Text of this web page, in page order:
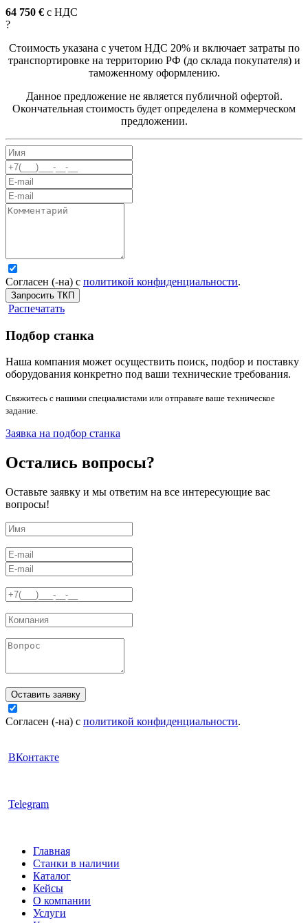
64 750 € c НДС
?
Стоимость указана с учетом НДС 20% и включает затраты по
транспортировке на территорию РФ (до склада покупателя) и
таможенному оформлению.
Данное предложение не является публичной офертой.
Окончательная стоимость будет определена в коммерческом
предложении.
Согласен (-на) с политикой конфиденциальности.
Запросить ТКП
Распечатать
Подбор станка
Наша компания может осуществить поиск, подбор и поставку
оборудования конкретно под ваши технические требования.
Свяжитесь с нашими специалистами или отправьте ваше техническое
задание.
Заявка на подбор станка
Остались вопросы?
Оставьте заявку и мы ответим на все интересующие вас
вопросы!
Оставить заявку
Согласен (-на) с политикой конфиденциальности.
ВКонтакте
Telegram
Главная
Станки в наличии
Каталог
Кейсы
О компании
Услуги